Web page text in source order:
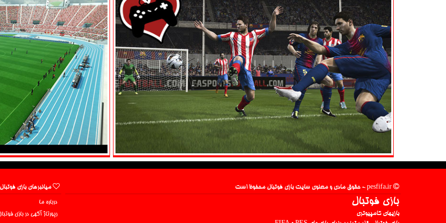
بازی فوتبال
بازیهای کامپیوتری
میانبرهای بازی
درباره ما
رپورتاژ آگهی در بازی